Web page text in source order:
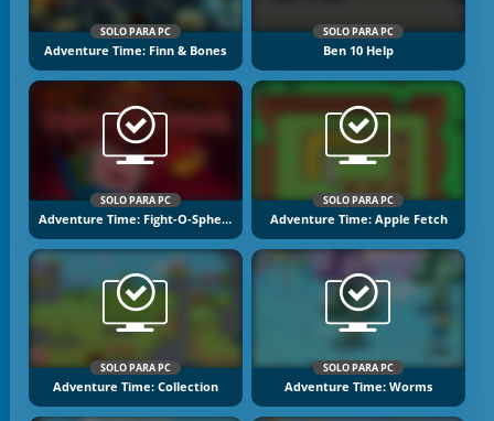
SOLO PARA PC
Adventure Time: Finn & Bones
SOLO PARA PC
Ben 10 Help
SOLO PARA PC
Adventure Time: Fight-O-Sphere
SOLO PARA PC
Adventure Time: Apple Fetch
SOLO PARA PC
Adventure Time: Collection
SOLO PARA PC
Adventure Time: Worms